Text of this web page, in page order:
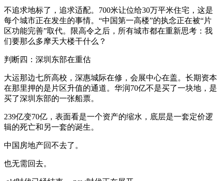
不追求地标了，追求适配。700米让位给30万平米住宅，这是
每个城市正在发生的事情。“中国第一高楼”的执念正在被“片
区功能完善”取代。限高令之后，所有城市都在重新思考：我
们要那么多摩天大楼干什么？
判断四：深圳东部在重估
大运那边七所高校，深惠城际在修，会展中心在盖。长期资本
在那里押的是片区升值的通道。华润70亿不是买了一块地，是
买了深圳东部的一张船票。
239亿变70亿，表面看是一个资产的缩水，底层是一套定价逻
辑的死亡和另一套的诞生。
中国房地产回不去了。
也无需回去。